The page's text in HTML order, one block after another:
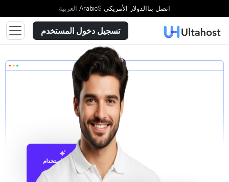
اتصل بناالدولار الأمريكي $
Arabic العربية
تسجيل دخول المستخدم
الاقتراح باستخدام